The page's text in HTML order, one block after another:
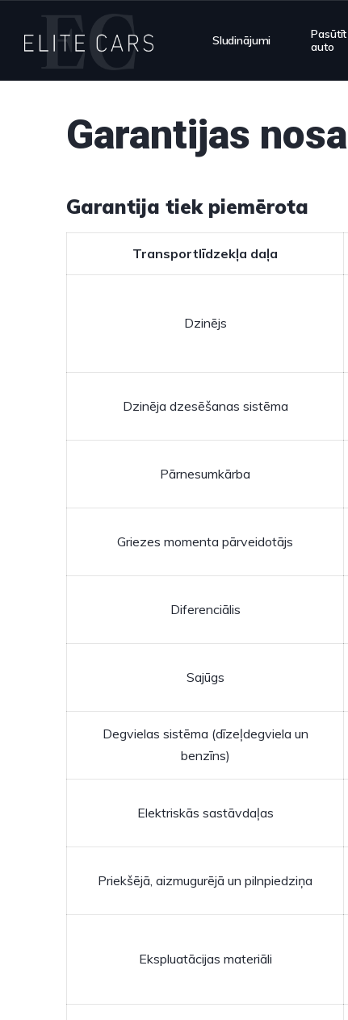
Sludinājumi
Pasūtīt
auto
Garantijas
Garantija tiek piemērota
Transportlīdzekļa daļa
Dzinējs
Dzinēja dzesēšanas sistēma
Pārnesumkārba
Griezes momenta pārveidotājs
Diferenciālis
Sajūgs
Degvielas sistēma (dīzeļdegviela un
benzīns)
Elektriskās sastāvdaļas
Priekšējā, aizmugurējā un pilnpiedziņa
Ekspluatācijas materiāli